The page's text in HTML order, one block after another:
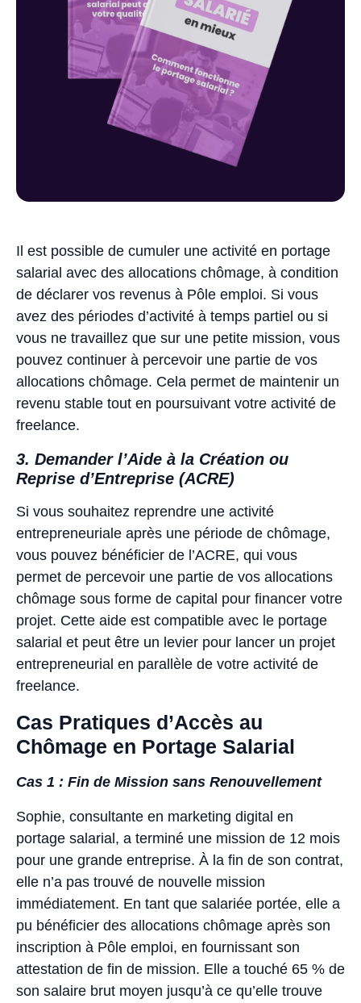
Il est possible de cumuler une activité en portage
salarial avec des allocations chômage, à condition
de déclarer vos revenus à Pôle emploi. Si vous
avez des périodes d’activité à temps partiel ou si
vous ne travaillez que sur une petite mission, vous
pouvez continuer à percevoir une partie de vos
allocations chômage. Cela permet de maintenir un
revenu stable tout en poursuivant votre activité de
freelance.
3. Demander l’Aide à la Création ou
Reprise d’Entreprise (ACRE)
Si vous souhaitez reprendre une activité
entrepreneuriale après une période de chômage,
vous pouvez bénéficier de l’ACRE, qui vous
permet de percevoir une partie de vos allocations
chômage sous forme de capital pour financer votre
projet. Cette aide est compatible avec le portage
salarial et peut être un levier pour lancer un projet
entrepreneurial en parallèle de votre activité de
freelance.
Cas Pratiques d’Accès au
Chômage en Portage Salarial
Cas 1 : Fin de Mission sans Renouvellement
Sophie, consultante en marketing digital en
portage salarial, a terminé une mission de 12 mois
pour une grande entreprise. À la fin de son contrat,
elle n’a pas trouvé de nouvelle mission
immédiatement. En tant que salariée portée, elle a
pu bénéficier des allocations chômage après son
inscription à Pôle emploi, en fournissant son
attestation de fin de mission. Elle a touché 65 % de
son salaire brut moyen jusqu’à ce qu’elle trouve